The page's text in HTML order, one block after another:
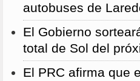
autobuses de
El Gobierno
total de Sol del
El PRC afirma que